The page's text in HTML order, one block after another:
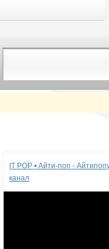
IT POP • Айти-поп -
канал